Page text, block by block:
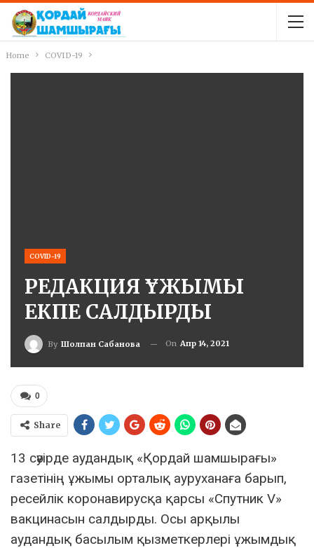
Home COVID-19
COVID-19
РЕДАКЦИЯ ҰЖЫМЫ
ЕКПЕ САЛДЫРДЫ
By Шолпан Сабанова On Апр 14, 2021
0
Share
13 сәуірде аудандық «Қордай шамшырағы»
газетінің ұжымы орталық ауруханаға барып,
ресейлік коронавирусқа қарсы «Спутник V»
вакцинасын салдырды. Осы арқылы
аудандық басылым қызметкерлері ұжымдық